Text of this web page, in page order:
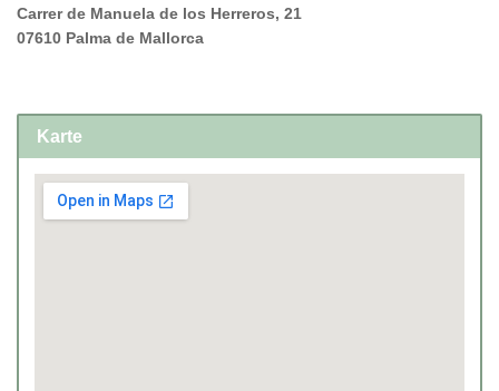
Carrer de Manuela de los Herreros, 21
07610 Palma de Mallorca
Karte